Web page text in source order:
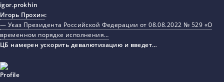
Игорь Прохин:
— Указ Президента Российской Федерации от 08.08.2022 № 529 «О
временном порядке исполнения…
ЦБ намерен ускорить девалютизацию и введет…